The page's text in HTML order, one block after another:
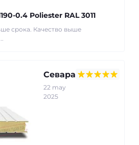
0.4 Poliester RAL 3011
срока. Качество выше
Севара
22 may
2025